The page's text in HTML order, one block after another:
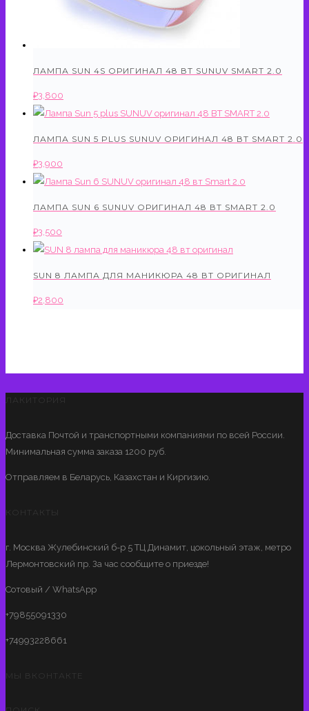
ЛАМПА SUN 4S ОРИГИНАЛ 48 ВТ SUNUV SMART 2.0
₽3,800
ЛАМПА SUN 5 PLUS SUNUV ОРИГИНАЛ 48 ВТ SMART 2.0
₽3,900
ЛАМПА SUN 6 SUNUV ОРИГИНАЛ 48 ВТ SMART 2.0
₽3,500
SUN 8 ЛАМПА ДЛЯ МАНИКЮРА 48 ВТ ОРИГИНАЛ
₽2,800
ЛАКИТОРИЯ
Доставка Почтой и транспортными компаниями по всей России.
Минимальная сумма заказа 1200 руб.
Отправляем в Беларусь, Казахстан и Киргизию.
КОНТАКТЫ
г. Москва Жулебинский б-р 5 ТЦ Динамит, цокольный этаж, метро
Лермонтовский пр. За час сообщите о приезде!
Сотовый / WhatsApp
+79855091330
+74993228661
МЫ ВКОНТАКТЕ